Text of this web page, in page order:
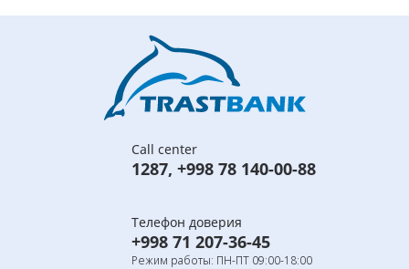
Call center
1287, +998 78 140-00-88
Телефон доверия
+998 71 207-36-45
Режим работы: ПН-ПТ 09:00-18:00